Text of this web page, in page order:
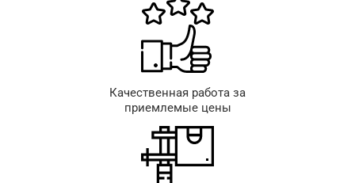
Качественная работа за
приемлемые цены